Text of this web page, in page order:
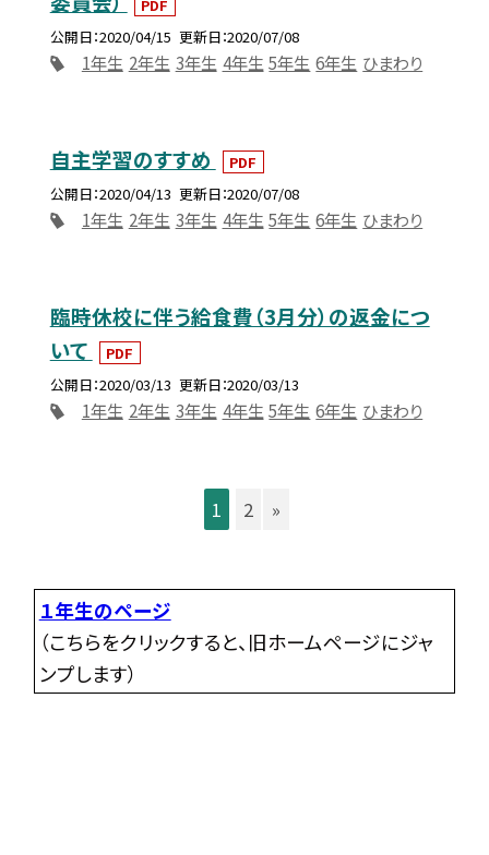
PDF
公開日 2020/04/15 更新日 2020/07/08
1年生 2年生 3年生 4年生 5年生 6年生 ひまわり
自主学習のすすめ
PDF
公開日 2020/04/13 更新日 2020/07/08
1年生 2年生 3年生 4年生 5年生 6年生 ひまわり
臨時休校に伴う給食費（3月分）の返金につ
いて
PDF
公開日 2020/03/13 更新日 2020/03/13
1年生 2年生 3年生 4年生 5年生 6年生 ひまわり
1 2 »
１年生のページ
（こちらをクリックすると、旧ホームページにジャ
ンプします）